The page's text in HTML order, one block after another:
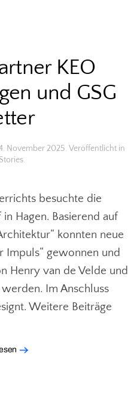
KEO
und GSG
November 2025. Veröffentlicht in
.
besuchte die
Hagen. Basierend auf
konnten neue
Impuls“ gewonnen und
Henry van de Velde und
Im Anschluss
Weitere Beiträge